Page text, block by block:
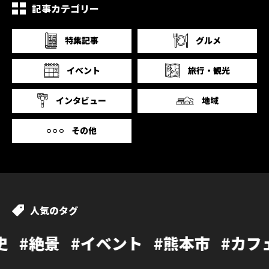
記事カテゴリー
特集記事 グルメ
イベント 旅行・観光
インタビュー 地域
その他
人気のタグ
ベント #熊本市 #カフェ #温泉 #